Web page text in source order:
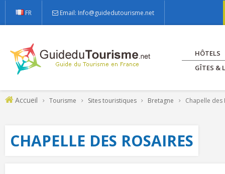
FR Email: Info@guidedutourisme.net
HÔTELS
GÎTES &
Accueil Tourisme Sites touristiques Bretagne Chapelle des
CHAPELLE DES ROSAIRES